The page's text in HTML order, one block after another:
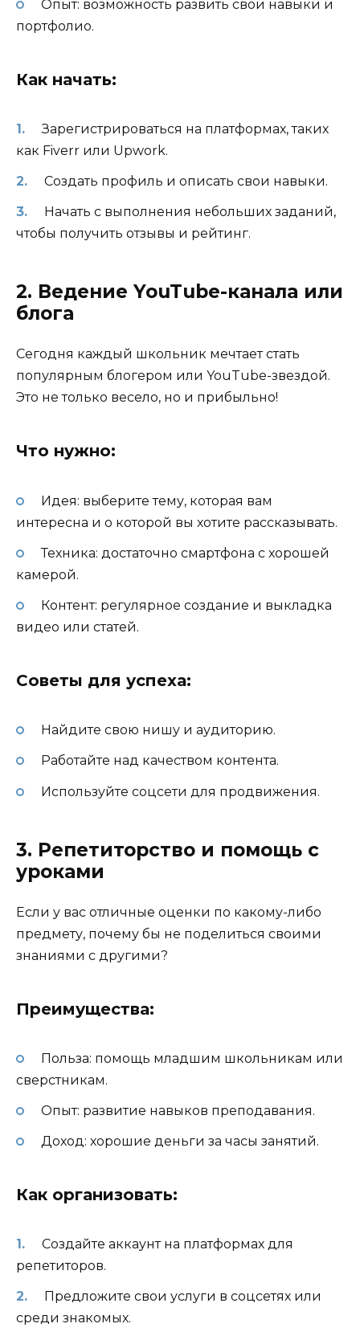
Опыт: возможность развить свои навыки и
портфолио.
Как начать:
Зарегистрироваться на платформах, таких
как Fiverr или Upwork.
Создать профиль и описать свои навыки.
Начать с выполнения небольших заданий,
чтобы получить отзывы и рейтинг.
2. Ведение YouTube-канала или
блога
Сегодня каждый школьник мечтает стать
популярным блогером или YouTube-звездой.
Это не только весело, но и прибыльно!
Что нужно:
Идея: выберите тему, которая вам
интересна и о которой вы хотите рассказывать.
Техника: достаточно смартфона с хорошей
камерой.
Контент: регулярное создание и выкладка
видео или статей.
Советы для успеха:
Найдите свою нишу и аудиторию.
Работайте над качеством контента.
Используйте соцсети для продвижения.
3. Репетиторство и помощь с
уроками
Если у вас отличные оценки по какому-либо
предмету, почему бы не поделиться своими
знаниями с другими?
Преимущества:
Польза: помощь младшим школьникам или
сверстникам.
Опыт: развитие навыков преподавания.
Доход: хорошие деньги за часы занятий.
Как организовать:
Создайте аккаунт на платформах для
репетиторов.
Предложите свои услуги в соцсетях или
среди знакомых.